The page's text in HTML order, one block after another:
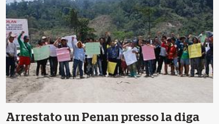
Arrestato un Penan presso la diga